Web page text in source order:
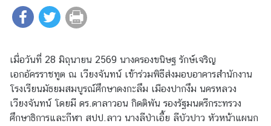
ว
ส
อ
ท
.
เมื่อวันที่ 28 มิถุนายน 2569 นางครองขนิษฐ รักษ์เจริญ
เอกอัครราชทูต ณ เวียงจันทน์ เข้าร่วมพิธีส่งมอบอาคารสำนักงาน
โรงเรียนมัธยมสมบูรณ์ศึกษาดงกะลึม เมืองปากงึม นครหลวง
เวียงจันทน์ โดยมี ดร.ดาลาวอน กิดติพัน รองรัฐมนตรีกระทรวง
ศึกษาธิการและกีฬา สปป.ลาว นางลีป่าเอี้ย ลีบัวปาว หัวหน้าแผนก